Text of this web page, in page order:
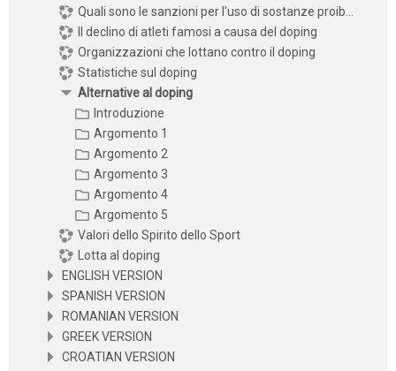
Quali sono le sanzioni per l'uso di sostanze proib...
Il declino di atleti famosi a causa del doping
Organizzazioni che lottano contro il doping
Statistiche sul doping
Alternative al doping
Introduzione
Argomento 1
Argomento 2
Argomento 3
Argomento 4
Argomento 5
Valori dello Spirito dello Sport
Lotta al doping
ENGLISH VERSION
SPANISH VERSION
ROMANIAN VERSION
GREEK VERSION
CROATIAN VERSION